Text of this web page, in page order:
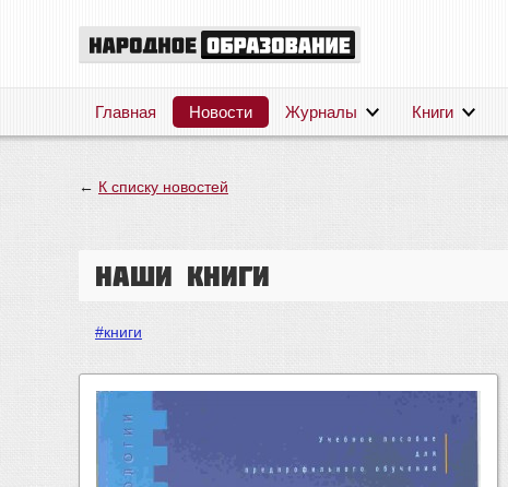
Главная Новости Журналы Книги
← К списку новостей
Наши книги
#книги